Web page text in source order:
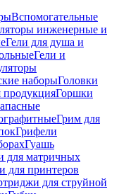
Вспомогательные
инженерные и
Гели для душа и
Гели и
наборыГоловки
Горшки
Грим для
Грифели
Гуашь
для матричных
для принтеров
для струйной